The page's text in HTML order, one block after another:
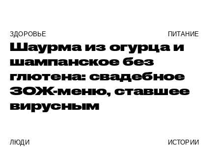
ЗДОРОВЬЕ ПИТАНИЕ
Шаурма из огурца и
шампанское без
глютена: свадебное
ЗОЖ-меню, ставшее
вирусным
ЛЮДИ ИСТОРИИ